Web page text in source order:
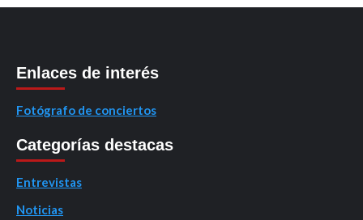
Enlaces de interés
Fotógrafo de conciertos
Categorías destacas
Entrevistas
Noticias